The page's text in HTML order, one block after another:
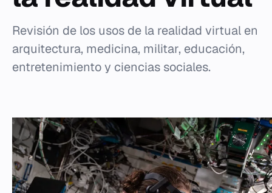
Revisión de los usos de la realidad virtual en
arquitectura, medicina, militar, educación,
entretenimiento y ciencias sociales.